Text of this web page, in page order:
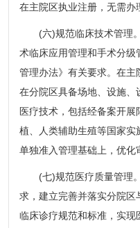
在主院区执业注册，无需办
(六)规范临床技术管理。
术临床应用管理和手术分级
管理办法》有关要求。在主
在分院区具备场地、设施、
医疗技术，包括经备案开
植、人类辅助生殖等国家
单独准入管理基础上，优化
(七)规范医疗质量管理。
求，建立完善并落实分院区
临床诊疗规范和标准，实现